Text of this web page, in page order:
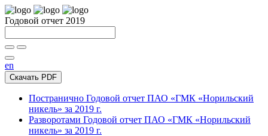
Годовой отчет 2019
en
Скачать PDF
Постранично Годовой отчет ПАО «ГМК «Норильский
никель» за 2019 г.
Разворотами Годовой отчет ПАО «ГМК «Норильский
никель» за 2019 г.